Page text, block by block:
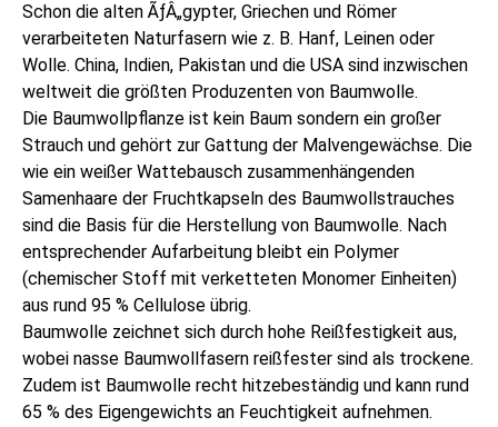
Schon die alten ÃƒÂ„gypter, Griechen und Römer
verarbeiteten Naturfasern wie z. B. Hanf, Leinen oder
Wolle. China, Indien, Pakistan und die USA sind inzwischen
weltweit die größten Produzenten von Baumwolle.
Die Baumwollpflanze ist kein Baum sondern ein großer
Strauch und gehört zur Gattung der Malvengewächse. Die
wie ein weißer Wattebausch zusammenhängenden
Samenhaare der Fruchtkapseln des Baumwollstrauches
sind die Basis für die Herstellung von Baumwolle. Nach
entsprechender Aufarbeitung bleibt ein Polymer
(chemischer Stoff mit verketteten Monomer Einheiten)
aus rund 95 % Cellulose übrig.
Baumwolle zeichnet sich durch hohe Reißfestigkeit aus,
wobei nasse Baumwollfasern reißfester sind als trockene.
Zudem ist Baumwolle recht hitzebeständig und kann rund
65 % des Eigengewichts an Feuchtigkeit aufnehmen.